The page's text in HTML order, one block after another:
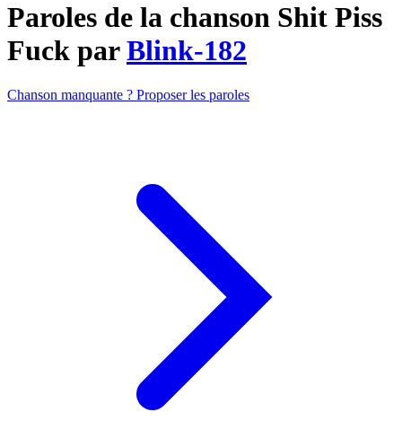
Paroles de la chanson Shit Piss
Fuck parBlink-182
Chanson manquante ? Proposer les paroles